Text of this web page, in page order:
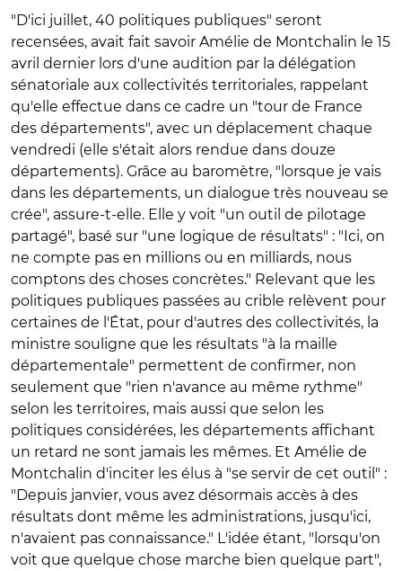
"D'ici juillet, 40 politiques publiques" seront
recensées, avait fait savoir Amélie de Montchalin le 15
avril dernier lors d'une audition par la délégation
sénatoriale aux collectivités territoriales, rappelant
qu'elle effectue dans ce cadre un "tour de France
des départements", avec un déplacement chaque
vendredi (elle s'était alors rendue dans douze
départements). Grâce au baromètre, "lorsque je vais
dans les départements, un dialogue très nouveau se
crée", assure-t-elle. Elle y voit "un outil de pilotage
partagé", basé sur "une logique de résultats" : "Ici, on
ne compte pas en millions ou en milliards, nous
comptons des choses concrètes." Relevant que les
politiques publiques passées au crible relèvent pour
certaines de l'État, pour d'autres des collectivités, la
ministre souligne que les résultats "à la maille
départementale" permettent de confirmer, non
seulement que "rien n'avance au même rythme"
selon les territoires, mais aussi que selon les
politiques considérées, les départements affichant
un retard ne sont jamais les mêmes. Et Amélie de
Montchalin d'inciter les élus à "se servir de cet outil" :
"Depuis janvier, vous avez désormais accès à des
résultats dont même les administrations, jusqu'ici,
n'avaient pas connaissance." L'idée étant, "lorsqu'on
voit que quelque chose marche bien quelque part",